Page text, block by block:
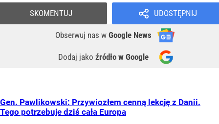
UDOSTĘPNIJ
Obserwuj nas w Google News
Dodaj jako źródło w Google
SKOMENTUJ
Gen. Pawlikowski: Przywiozłem cenną lekcję z Danii.
Tego potrzebuje dziś cała Europa